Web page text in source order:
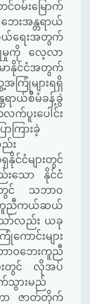
မ်းမြောက်
ဘေးအန္တရာယ်
ေးအတွက်
ြုမှုကို လေ့လာ
နိုင်ငံအတွက်
ြုံများရရှိ
ရာယ်စီမံခန့်ခွဲ
က်ပူးပေါင်း
ကြားခဲ့
း
င်ငံများတွင်
းသော နိုင်ငံ
သတွင် သဘာဝ
ကူညီကယ်ဆယ်
ော်လည်း ယခု
ာင်းများ
ဘာဝဘေးကူညီ
ားတွင် လိုအပ်
သွားမည်
းကာ ဇာတ်တိုက်